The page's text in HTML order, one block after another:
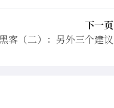
下一页
客（二）：另外三个建议